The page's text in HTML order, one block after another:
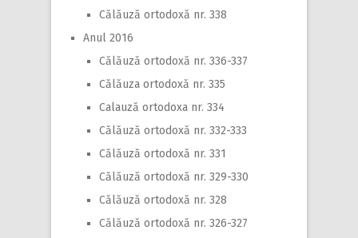
Călăuză ortodoxă nr. 338
Anul 2016
Călăuză ortodoxă nr. 336-337
Călăuza ortodoxă nr. 335
Calauză ortodoxa nr. 334
Călăuză ortodoxă nr. 332-333
Călăuză ortodoxă nr. 331
Călăuză ortodoxă nr. 329-330
Călăuză ortodoxă nr. 328
Călăuză ortodoxă nr. 326-327